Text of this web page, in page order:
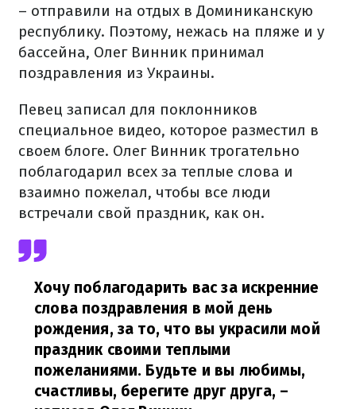
– отправили на отдых в Доминиканскую
республику. Поэтому, нежась на пляже и у
бассейна, Олег Винник принимал
поздравления из Украины.
Певец записал для поклонников
специальное видео, которое разместил в
своем блоге. Олег Винник трогательно
поблагодарил всех за теплые слова и
взаимно пожелал, чтобы все люди
встречали свой праздник, как он.
Хочу поблагодарить вас за искренние
слова поздравления в мой день
рождения, за то, что вы украсили мой
праздник своими теплыми
пожеланиями. Будьте и вы любимы,
счастливы, берегите друг друга, –